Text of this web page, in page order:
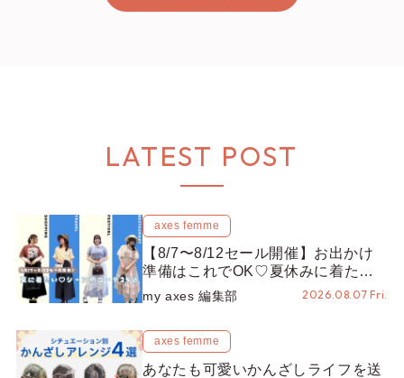
LATEST POST
axes femme
【8/7〜8/12セール開催】お出かけ
準備はこれでOK♡夏休みに着たい
コーデ25選をシーン別に徹底解説！
my axes 編集部 2026.08.07 Fri.
axes femme
あなたも可愛いかんざしライフを送